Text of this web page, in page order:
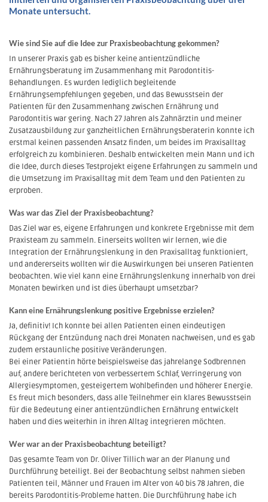
Monate untersucht.
Wie sind Sie auf die Idee zur Praxisbeobachtung gekommen?
In unserer Praxis gab es bisher keine antientzündliche
Ernährungsberatung im Zusammenhang mit Parodontitis-
Behandlungen. Es wurden lediglich begleitende
Ernährungsempfehlungen gegeben, und das Bewusstsein der
Patienten für den Zusammenhang zwischen Ernährung und
Parodontitis war gering. Nach 27 Jahren als Zahnärztin und meiner
Zusatzausbildung zur ganzheitlichen Ernährungsberaterin konnte ich
erstmal keinen passenden Ansatz finden, um beides im Praxisalltag
erfolgreich zu kombinieren. Deshalb entwickelten mein Mann und ich
die Idee, durch dieses Testprojekt eigene Erfahrungen zu sammeln und
die Umsetzung im Praxisalltag mit dem Team und den Patienten zu
erproben.
Was war das Ziel der Praxisbeobachtung?
Das Ziel war es, eigene Erfahrungen und konkrete Ergebnisse mit dem
Praxisteam zu sammeln. Einerseits wollten wir lernen, wie die
Integration der Ernährungslenkung in den Praxisalltag funktioniert,
und andererseits wollten wir die Auswirkungen bei unseren Patienten
beobachten. Wie viel kann eine Ernährungslenkung innerhalb von drei
Monaten bewirken und ist dies überhaupt umsetzbar?
Kann eine Ernährungslenkung positive Ergebnisse erzielen?
Ja, definitiv! Ich konnte bei allen Patienten einen eindeutigen
Rückgang der Entzündung nach drei Monaten nachweisen, und es gab
zudem erstaunliche positive Veränderungen.
Bei einer Patientin hörte beispielsweise das jahrelange Sodbrennen
auf, andere berichteten von verbessertem Schlaf, Verringerung von
Allergiesymptomen, gesteigertem Wohlbefinden und höherer Energie.
Es freut mich besonders, dass alle Teilnehmer ein klares Bewusstsein
für die Bedeutung einer antientzündlichen Ernährung entwickelt
haben und dies weiterhin in ihren Alltag integrieren möchten.
Wer war an der Praxisbeobachtung beteiligt?
Das gesamte Team von Dr. Oliver Tillich war an der Planung und
Durchführung beteiligt. Bei der Beobachtung selbst nahmen sieben
Patienten teil, Männer und Frauen im Alter von 40 bis 78 Jahren, die
bereits Parodontitis-Probleme hatten. Die Durchführung habe ich